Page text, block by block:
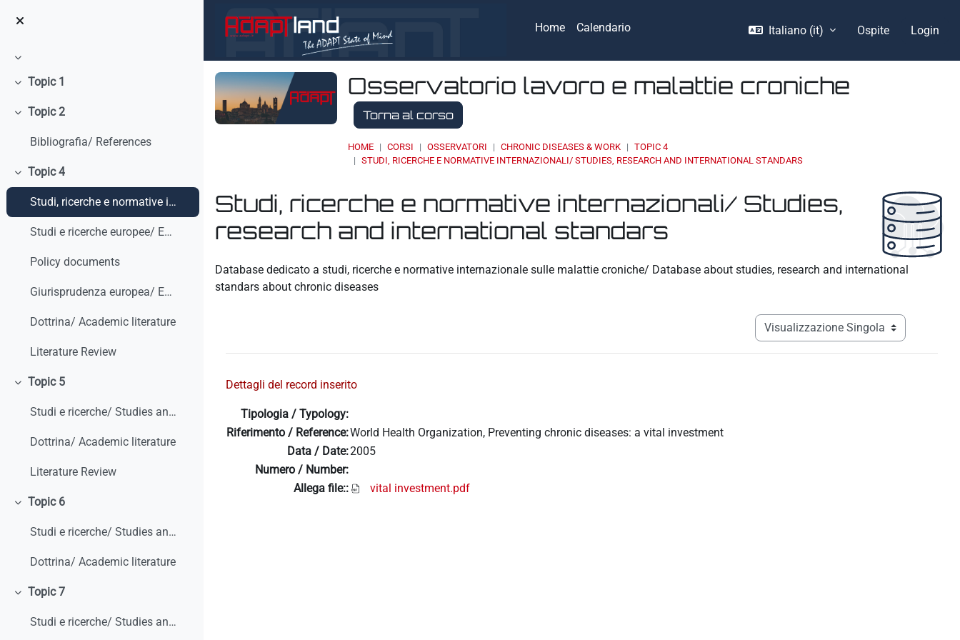
Home Calendario Italiano ‎(it)‎ Ospite Login
Minimizza
Minimizza
Topic 1
Minimizza
Topic 2
Bibliografia/ References
Minimizza
Topic 4
Studi, ricerche e normative internazionali/ Studies, research and international standars
Studi e ricerche europee/ European studies and research
Policy documents
Giurisprudenza europea/ European Case-law
Dottrina/ Academic literature
Literature Review
Minimizza
Topic 5
Studi e ricerche/ Studies and research
Dottrina/ Academic literature
Literature Review
Minimizza
Topic 6
Studi e ricerche/ Studies and research
Dottrina/ Academic literature
Minimizza
Topic 7
Studi e ricerche/ Studies and research
Osservatorio lavoro e malattie croniche
Torna al corso
HOME CORSI OSSERVATORI CHRONIC DISEASES & WORK
TOPIC 4
STUDI, RICERCHE E NORMATIVE INTERNAZIONALI/ STUDIES, RESEARCH AND INTERNATIONAL STANDARS
Studi, ricerche e normative internazionali/ Studies,
research and international standars
Database dedicato a studi, ricerche e normative internazionale sulle malattie croniche/ Database about studies, research and international
standars about chronic diseases
Navigazione terziaria modalità
Dettagli del record inserito
Tipologia / Typology:
Riferimento / Reference:World Health Organization, Preventing chronic diseases: a vital investment
Data / Date:2005
Numero / Number:
Allega file::
vital investment.pdf